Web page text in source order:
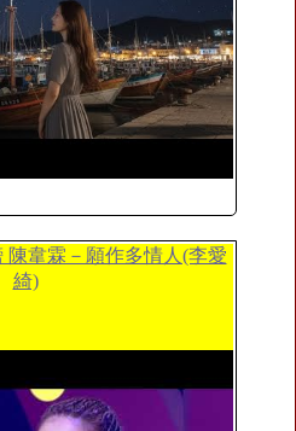
陳韋霖－願作多情人(李愛
綺)